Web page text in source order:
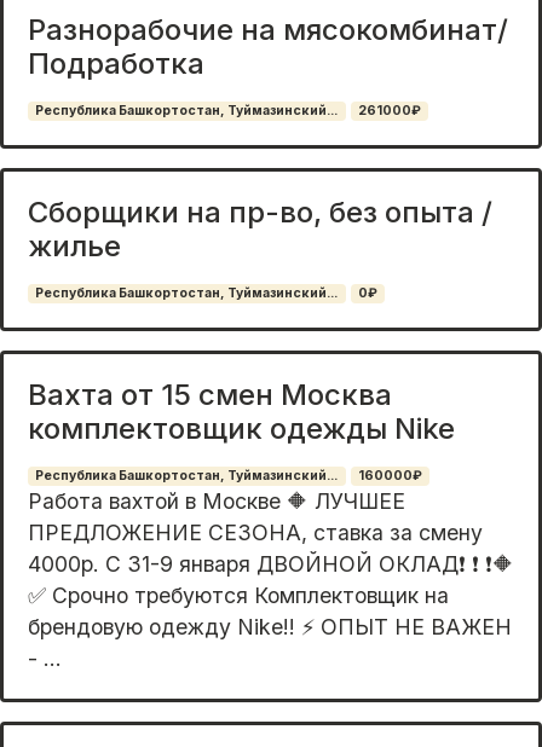
Разнорабочие на мясокомбинат/
Подработка
Республика Башкортостан, Туймазинский... 261000₽
Сборщики на пр-во, без опыта /
жилье
Республика Башкортостан, Туймазинский... 0₽
Вахта от 15 смен Москва
комплектовщик одежды Nike
Республика Башкортостан, Туймазинский... 160000₽
Работа вахтой в Москве 🔶 ЛУЧШЕЕ
ПРЕДЛОЖЕНИЕ СЕЗОНА, ставка за смену
4000р. С 31-9 января ДВОЙНОЙ ОКЛАД❗ ❗ ❗🔶
✅ Срочно требуются Комплектовщик на
брендовую одежду Nike!! ⚡ ОПЫТ НЕ ВАЖЕН
- ...